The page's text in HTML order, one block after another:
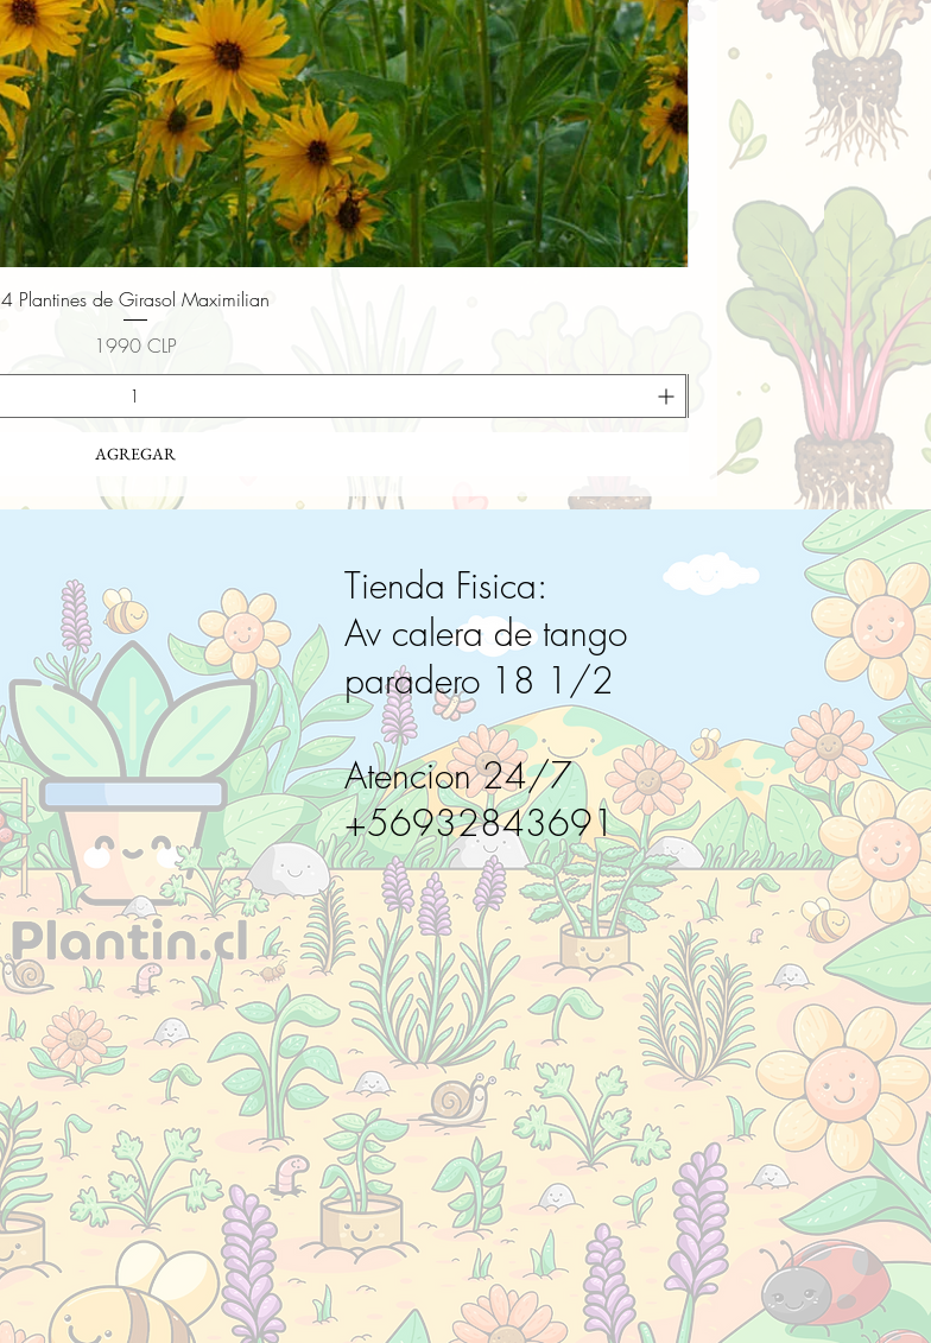
Vista rápida
4 Plantines de Girasol Maximilian
Precio
1990 CLP
AGREGAR
Tienda Fisica:
Av calera de tango
paradero 18 1/2
Atencion 24/7
+56932843691